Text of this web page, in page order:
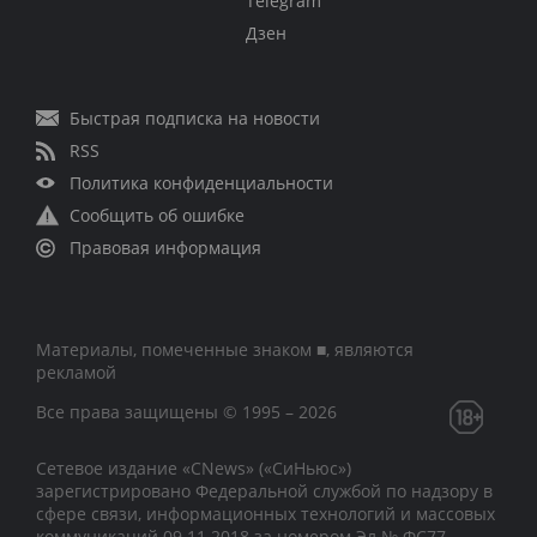
Дзен
Быстрая подписка на новости
RSS
Политика конфиденциальности
Сообщить об ошибке
Правовая информация
Материалы, помеченные знаком ■, являются
рекламой
Все права защищены © 1995 – 2026
Сетевое издание «CNews» («СиНьюс»)
зарегистрировано Федеральной службой по надзору в
сфере связи, информационных технологий и массовых